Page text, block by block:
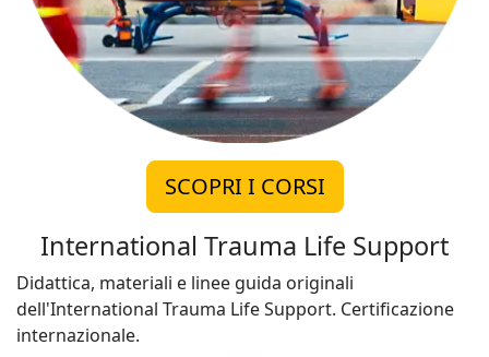
SCOPRI I CORSI
International Trauma Life Support
Didattica, materiali e linee guida originali
dell'International Trauma Life Support. Certificazione
internazionale.